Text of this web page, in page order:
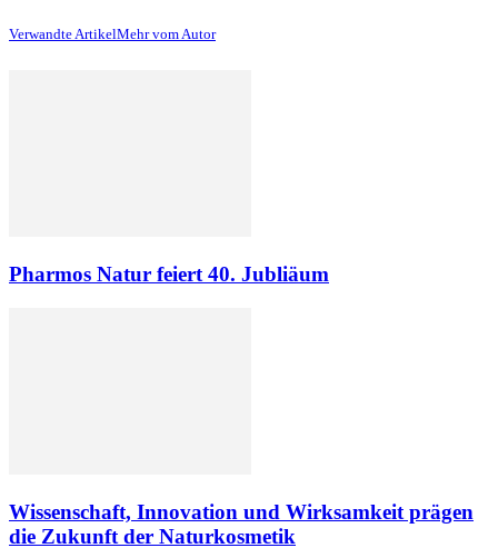
Verwandte ArtikelMehr vom Autor
Pharmos Natur feiert 40. Jubliäum
Wissenschaft, Innovation und Wirksamkeit prägen
die Zukunft der Naturkosmetik